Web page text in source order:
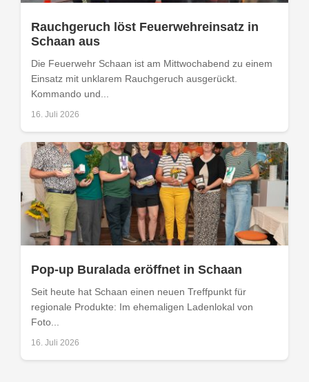
Rauchgeruch löst Feuerwehreinsatz in
Schaan aus
Die Feuerwehr Schaan ist am Mittwochabend zu einem
Einsatz mit unklarem Rauchgeruch ausgerückt.
Kommando und...
16. Juli 2026
Pop-up Buralada eröffnet in Schaan
Seit heute hat Schaan einen neuen Treffpunkt für
regionale Produkte: Im ehemaligen Ladenlokal von
Foto...
16. Juli 2026